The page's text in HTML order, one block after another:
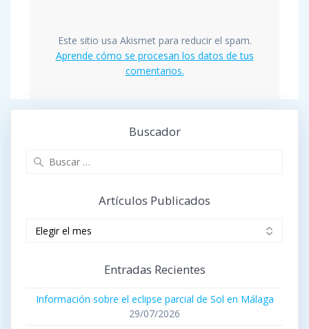
Este sitio usa Akismet para reducir el spam.
Aprende cómo se procesan los datos de tus
comentarios.
Buscador
Artículos Publicados
Entradas Recientes
Información sobre el eclipse parcial de Sol en Málaga
29/07/2026